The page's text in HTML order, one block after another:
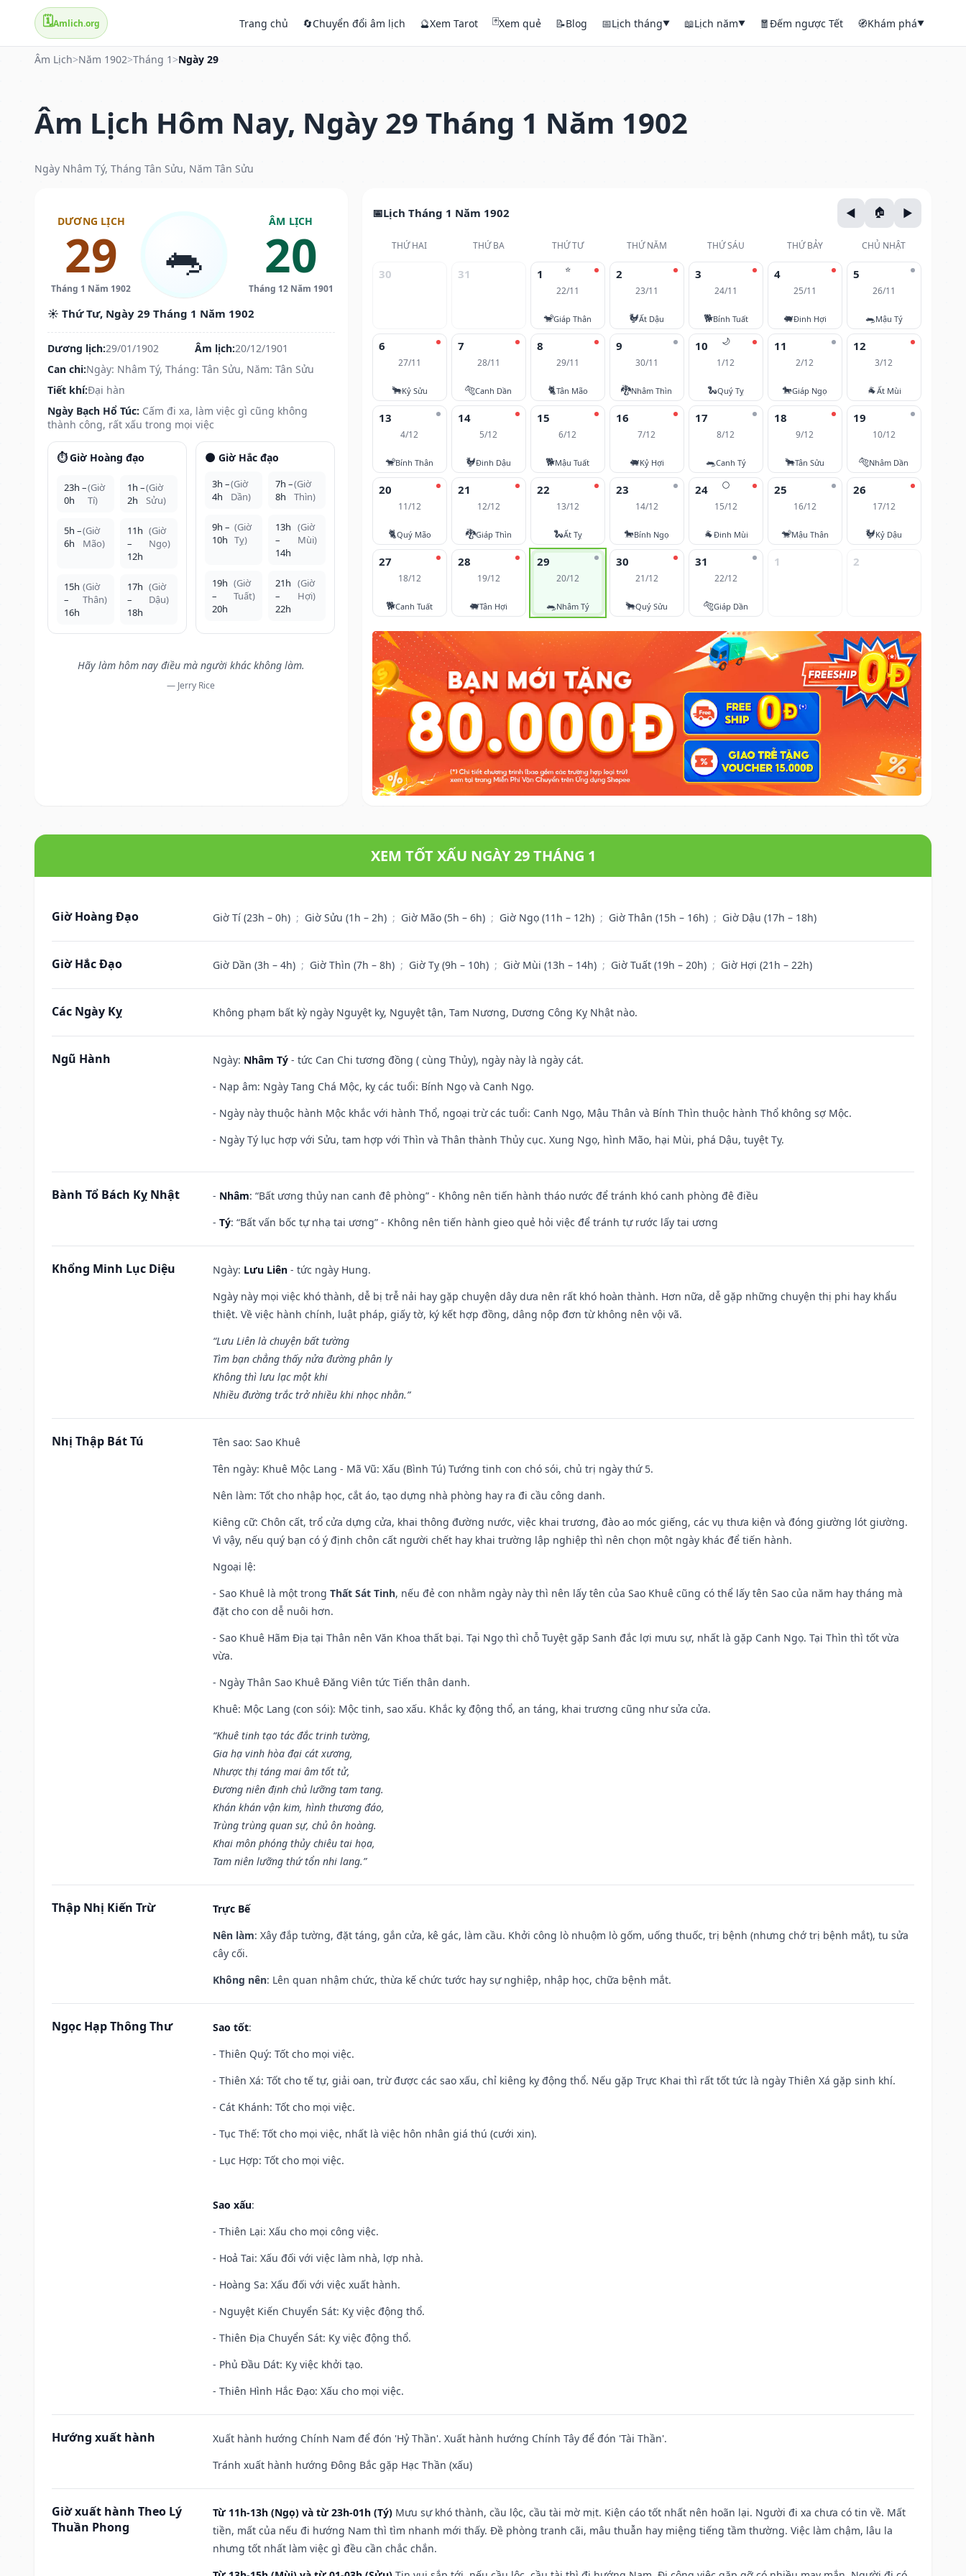
🗓️Amlich.org Trang chủ 🔄Chuyển đổi âm lịch 🔮Xem Tarot 🃏Xem quẻ 📝Blog 📅Lịch tháng▼ 📖Lịch năm▼ 🧧Đếm ngược Tết 🧭Khám phá▼
Âm Lịch>Năm 1902>Tháng 1 >Ngày 29
Âm Lịch Hôm Nay, Ngày 29 Tháng 1 Năm 1902
Ngày Nhâm Tý, Tháng Tân Sửu, Năm Tân Sửu
DƯƠNG LỊCH
29
Tháng 1 Năm 1902
🐀
ÂM LỊCH
20
Tháng 12 Năm 1901
☀️ Thứ Tư, Ngày 29 Tháng 1 Năm 1902
Dương lịch:29/01/1902 Âm lịch:20/12/1901
Can chi:Ngày: Nhâm Tý, Tháng: Tân Sửu, Năm: Tân Sửu
Tiết khí:Đại hàn
Ngày Bạch Hổ Túc: Cấm đi xa, làm việc gì cũng không
thành công, rất xấu trong mọi việc
⏱️ Giờ Hoàng đạo
23h –
0h
(Giờ
Tí)
1h –
2h
(Giờ
Sửu)
5h –
6h
(Giờ
Mão)
11h
–
12h
(Giờ
Ngọ)
15h
–
16h
(Giờ
Thân)
17h
–
18h
(Giờ
Dậu)
🌑 Giờ Hắc đạo
3h –
4h
(Giờ
Dần)
7h –
8h
(Giờ
Thìn)
9h –
10h
(Giờ
Tỵ)
13h
–
14h
(Giờ
Mùi)
19h
–
20h
(Giờ
Tuất)
21h
–
22h
(Giờ
Hợi)
Hãy làm hôm nay điều mà người khác không làm.
— Jerry Rice
Lịch Tháng 1 Năm 1902
THỨ HAI THỨ BA THỨ TƯ THỨ NĂM THỨ SÁU THỨ BẢY CHỦ NHẬT
30 31 ⭐
1
22/11
🐒Giáp Thân
2
23/11
🐓Ất Dậu
3
24/11
🐕Bính Tuất
4
25/11
🐖Đinh Hợi
5
26/11
🐀Mậu Tý
6
27/11
🐂Kỷ Sửu
7
28/11
🐅Canh Dần
8
29/11
🐈Tân Mão
9
30/11
🐉Nhâm Thìn
🌙
10
1/12
🐍Quý Tỵ
11
2/12
🐎Giáp Ngọ
12
3/12
🐐Ất Mùi
13
4/12
🐒Bính Thân
14
5/12
🐓Đinh Dậu
15
6/12
🐕Mậu Tuất
16
7/12
🐖Kỷ Hợi
17
8/12
🐀Canh Tý
18
9/12
🐂Tân Sửu
19
10/12
🐅Nhâm Dần
20
11/12
🐈Quý Mão
21
12/12
🐉Giáp Thìn
22
13/12
🐍Ất Tỵ
23
14/12
🐎Bính Ngọ
🌕
24
15/12
🐐Đinh Mùi
25
16/12
🐒Mậu Thân
26
17/12
🐓Kỷ Dậu
27
18/12
🐕Canh Tuất
28
19/12
🐖Tân Hợi
29
20/12
🐀Nhâm Tý
30
21/12
🐂Quý Sửu
31
22/12
🐅Giáp Dần
1 2
XEM TỐT XẤU NGÀY 29 THÁNG 1
Giờ Hoàng Đạo Giờ Tí (23h – 0h) ; Giờ Sửu (1h – 2h) ; Giờ Mão (5h – 6h) ; Giờ Ngọ (11h – 12h) ; Giờ Thân (15h – 16h) ; Giờ Dậu (17h – 18h)
Giờ Hắc Đạo Giờ Dần (3h – 4h) ; Giờ Thìn (7h – 8h) ; Giờ Tỵ (9h – 10h) ; Giờ Mùi (13h – 14h) ; Giờ Tuất (19h – 20h) ; Giờ Hợi (21h – 22h)
Các Ngày Kỵ Không phạm bất kỳ ngày Nguyệt kỵ, Nguyệt tận, Tam Nương, Dương Công Kỵ Nhật nào.
Ngũ Hành Ngày: Nhâm Tý - tức Can Chi tương đồng ( cùng Thủy), ngày này là ngày cát.
- Nạp âm: Ngày Tang Chá Mộc, kỵ các tuổi: Bính Ngọ và Canh Ngọ.
- Ngày này thuộc hành Mộc khắc với hành Thổ, ngoại trừ các tuổi: Canh Ngọ, Mậu Thân và Bính Thìn thuộc hành Thổ không sợ Mộc.
- Ngày Tý lục hợp với Sửu, tam hợp với Thìn và Thân thành Thủy cục. Xung Ngọ, hình Mão, hại Mùi, phá Dậu, tuyệt Tỵ.
Bành Tổ Bách Kỵ Nhật - Nhâm: “Bất ương thủy nan canh đê phòng” - Không nên tiến hành tháo nước để tránh khó canh phòng đê điều
- Tý: “Bất vấn bốc tự nhạ tai ương” - Không nên tiến hành gieo quẻ hỏi việc để tránh tự rước lấy tai ương
Khổng Minh Lục Diệu Ngày: Lưu Liên - tức ngày Hung.
Ngày này mọi việc khó thành, dễ bị trễ nải hay gặp chuyện dây dưa nên rất khó hoàn thành. Hơn nữa, dễ gặp những chuyện thị phi hay khẩu
thiệt. Về việc hành chính, luật pháp, giấy tờ, ký kết hợp đồng, dâng nộp đơn từ không nên vội vã.
“Lưu Liên là chuyện bất tường
Tìm bạn chẳng thấy nửa đường phân ly
Không thì lưu lạc một khi
Nhiều đường trắc trở nhiều khi nhọc nhằn.”
Nhị Thập Bát Tú Tên sao: Sao Khuê
Tên ngày: Khuê Mộc Lang - Mã Vũ: Xấu (Bình Tú) Tướng tinh con chó sói, chủ trị ngày thứ 5.
Nên làm: Tốt cho nhập học, cắt áo, tạo dựng nhà phòng hay ra đi cầu công danh.
Kiêng cữ: Chôn cất, trổ cửa dựng cửa, khai thông đường nước, việc khai trương, đào ao móc giếng, các vụ thưa kiện và đóng giường lót giường.
Vì vậy, nếu quý bạn có ý định chôn cất người chết hay khai trường lập nghiệp thì nên chọn một ngày khác để tiến hành.
Ngoại lệ:
- Sao Khuê là một trong Thất Sát Tinh, nếu đẻ con nhằm ngày này thì nên lấy tên của Sao Khuê cũng có thể lấy tên Sao của năm hay tháng mà
đặt cho con dễ nuôi hơn.
- Sao Khuê Hãm Địa tại Thân nên Văn Khoa thất bại. Tại Ngọ thì chỗ Tuyệt gặp Sanh đắc lợi mưu sự, nhất là gặp Canh Ngọ. Tại Thìn thì tốt vừa
vừa.
- Ngày Thân Sao Khuê Đăng Viên tức Tiến thân danh.
Khuê: Mộc Lang (con sói): Mộc tinh, sao xấu. Khắc kỵ động thổ, an táng, khai trương cũng như sửa cửa.
“Khuê tinh tạo tác đắc trinh tường,
Gia hạ vinh hòa đại cát xương,
Nhược thị táng mai âm tốt tử,
Đương niên định chủ lưỡng tam tang.
Khán khán vận kim, hình thương đáo,
Trùng trùng quan sự, chủ ôn hoàng.
Khai môn phóng thủy chiêu tai họa,
Tam niên lưỡng thứ tổn nhi lang.”
Thập Nhị Kiến Trừ
Trực Bế
Nên làm: Xây đắp tường, đặt táng, gắn cửa, kê gác, làm cầu. Khởi công lò nhuộm lò gốm, uống thuốc, trị bệnh (nhưng chớ trị bệnh mắt), tu sửa
cây cối.
Không nên: Lên quan nhậm chức, thừa kế chức tước hay sự nghiệp, nhập học, chữa bệnh mắt.
Ngọc Hạp Thông Thư Sao tốt:
- Thiên Quý: Tốt cho mọi việc.
- Thiên Xá: Tốt cho tế tự, giải oan, trừ được các sao xấu, chỉ kiêng kỵ động thổ. Nếu gặp Trực Khai thì rất tốt tức là ngày Thiên Xá gặp sinh khí.
- Cát Khánh: Tốt cho mọi việc.
- Tục Thế: Tốt cho mọi việc, nhất là việc hôn nhân giá thú (cưới xin).
- Lục Hợp: Tốt cho mọi việc.
Sao xấu:
- Thiên Lại: Xấu cho mọi công việc.
- Hoả Tai: Xấu đối với việc làm nhà, lợp nhà.
- Hoàng Sa: Xấu đối với việc xuất hành.
- Nguyệt Kiến Chuyển Sát: Kỵ việc động thổ.
- Thiên Địa Chuyển Sát: Kỵ việc động thổ.
- Phủ Đầu Dát: Kỵ việc khởi tạo.
- Thiên Hình Hắc Đạo: Xấu cho mọi việc.
Hướng xuất hành
Xuất hành hướng Chính Nam để đón 'Hỷ Thần'. Xuất hành hướng Chính Tây để đón 'Tài Thần'.
Tránh xuất hành hướng Đông Bắc gặp Hạc Thần (xấu)
Giờ xuất hành Theo Lý
Thuần Phong
Từ 11h-13h (Ngọ) và từ 23h-01h (Tý) Mưu sự khó thành, cầu lộc, cầu tài mờ mịt. Kiện cáo tốt nhất nên hoãn lại. Người đi xa chưa có tin về. Mất
tiền, mất của nếu đi hướng Nam thì tìm nhanh mới thấy. Đề phòng tranh cãi, mâu thuẫn hay miệng tiếng tầm thường. Việc làm chậm, lâu la
nhưng tốt nhất làm việc gì đều cần chắc chắn.